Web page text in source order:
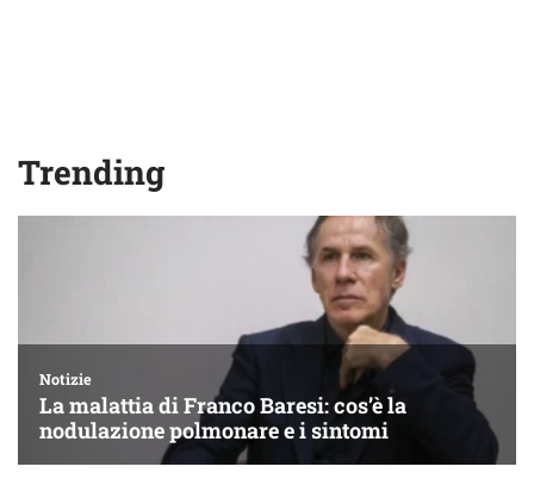
Trending